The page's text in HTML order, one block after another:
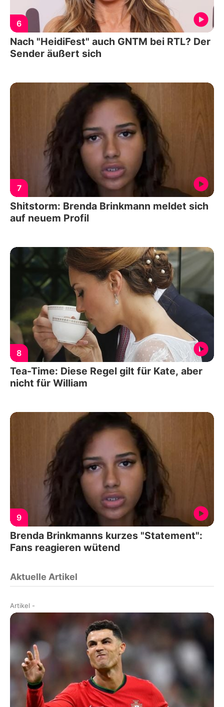
6
Nach "HeidiFest" auch GNTM bei RTL? Der
Sender äußert sich
7
Shitstorm: Brenda Brinkmann meldet sich
auf neuem Profil
8
Tea-Time: Diese Regel gilt für Kate, aber
nicht für William
9
Brenda Brinkmanns kurzes "Statement":
Fans reagieren wütend
Aktuelle Artikel
Artikel -